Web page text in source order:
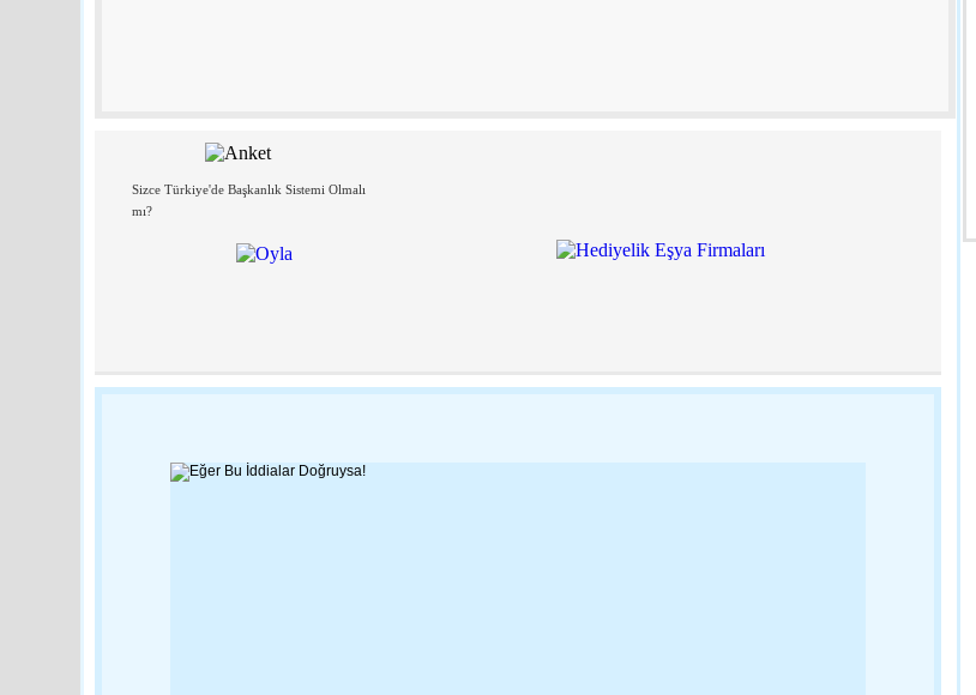
Sizce Türkiye'de Başkanlık Sistemi Olmalı
mı?